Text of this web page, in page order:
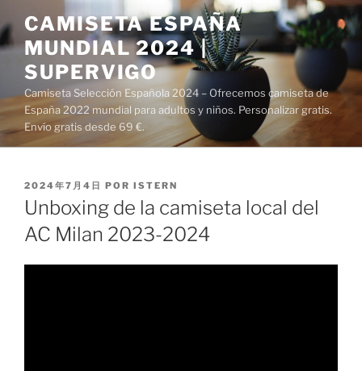
al
contenido
CAMISETA ESPAÑA
MUNDIAL 2024 |
SUPERVIGO
Camiseta Selección Española 2024 – Ofrecemos camiseta de
España 2022 mundial para adultos y niños. Personalizar gratis.
Envío gratis desde 69 €.
PUBLICADO
EL
2024年7月4日 POR ISTERN
Unboxing de la camiseta local del
AC Milan 2023-2024